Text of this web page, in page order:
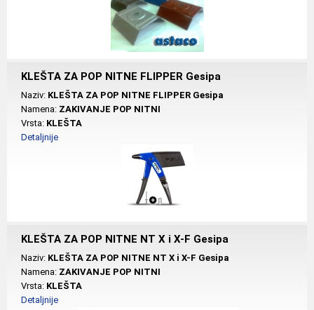
KLEŠTA ZA POP NITNE FLIPPER Gesipa
Naziv: KLEŠTA ZA POP NITNE FLIPPER Gesipa
Namena: ZAKIVANJE POP NITNI
Vrsta: KLEŠTA
Detaljnije
KLEŠTA ZA POP NITNE NT X i X-F Gesipa
Naziv: KLEŠTA ZA POP NITNE NT X i X-F Gesipa
Namena: ZAKIVANJE POP NITNI
Vrsta: KLEŠTA
Detaljnije